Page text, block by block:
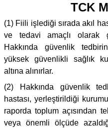
TCK
(1) Fiili işlediği sırada akıl
ve tedavi amaçlı olarak
Hakkında güvenlik
yüksek güvenlikli sağlık
altına alınırlar.
(2) Hakkında güvenlik
hastası, yerleştirildiği
raporda toplum açısından
veya önemli ölçüde